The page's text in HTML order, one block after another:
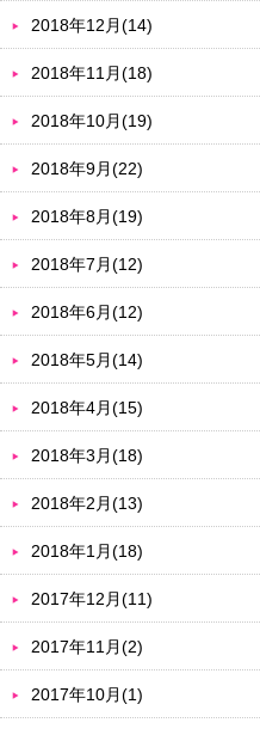
2018年12月(14)
2018年11月(18)
2018年10月(19)
2018年9月(22)
2018年8月(19)
2018年7月(12)
2018年6月(12)
2018年5月(14)
2018年4月(15)
2018年3月(18)
2018年2月(13)
2018年1月(18)
2017年12月(11)
2017年11月(2)
2017年10月(1)